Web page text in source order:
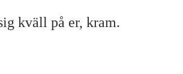
kväll på er, kram.